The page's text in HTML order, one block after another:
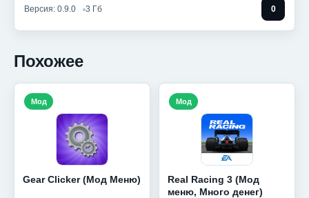
Версия: 0.9.0 3 Гб 0
Похожее
Gear Clicker (Мод Меню)
Мод
Real Racing 3 (Мод
меню, Много денег)
Мод